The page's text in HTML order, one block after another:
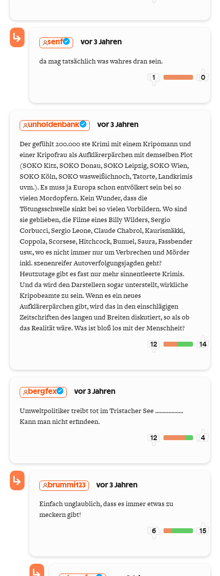
senf vor 3 Jahren
da mag tatsächlich was wahres dran sein.
1 0
unholdenbank vor 3 Jahren
Der gefühlt 200.000 ste Krimi mit einem Kripomann und
einer Kripofrau als Aufklärerpärchen mit demselben Plot
(SOKO Kitz, SOKO Donau, SOKO Leipzig, SOKO Wien,
SOKO Köln, SOKO wasweißichnoch, Tatorte, Landkrimis
uvm.). Es muss ja Europa schon entvölkert sein bei so
vielen Mordopfern. Kein Wunder, dass die
Tötungsschwelle sinkt bei so vielen Vorbildern. Wo sind
sie geblieben, die Filme eines Billy Wilders, Sergio
Corbucci, Sergio Leone, Claude Chabrol, Kaurismäkki,
Coppola, Scorsese, Hitchcock, Bunuel, Saura, Fassbender
usw., wo es nicht immer nur um Verbrechen und Mörder
inkl. szenenreifer Autoverfolgungsjagden geht?
Heutzutage gibt es fast nur mehr sinnentleerte Krimis.
Und da wird den Darstellern sogar unterstellt, wirkliche
Kripobeamte zu sein. Wenn es ein neues
Aufklärerpärchen gibt, wird das in den einschlägigen
Zeitschriften des langen und Breiten diskutiert, so als ob
das Realität wäre. Was ist bloß los mit der Menschheit?
12 14
bergfex vor 3 Jahren
Umweltpolitiker treibt tot im Tristacher See ...................
Kann man nicht erfindeen.
12 4
brummi123 vor 3 Jahren
Einfach unglaublich, dass es immer etwas zu
meckern gibt!
6 15